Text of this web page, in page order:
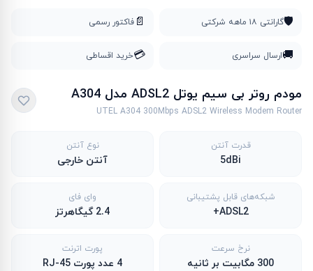
🛡️گارانتی ۱۸ ماهه شرکتی 📄 فاکتور رسمی
🚚ارسال سراسری 💳خرید اقساطی
مودم روتر بی سیم یوتل ADSL2 مدل A304
UTEL A304 300Mbps ADSL2 Wireless Modem Router
قدرت آنتن
5dBi
نوع آنتن
آنتن خارجی
شبکه‌های قابل پشتیبانی
ADSL2+
وای فای
2.4 گیگاهرتز
نرخ سرعت
300 مگابیت بر ثانیه
پورت اترنت
4 عدد پورت RJ-45